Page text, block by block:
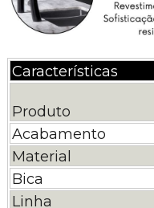
Características
Produto
Acabamento
Material
Bica
Linha